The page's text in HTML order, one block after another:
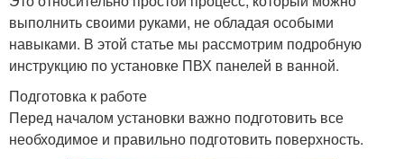
выполнить своими руками, не обладая особыми
навыками. В этой статье мы рассмотрим подробную
инструкцию по установке ПВХ панелей в ванной.
Подготовка к работе
Перед началом установки важно подготовить все
необходимое и правильно подготовить поверхность.